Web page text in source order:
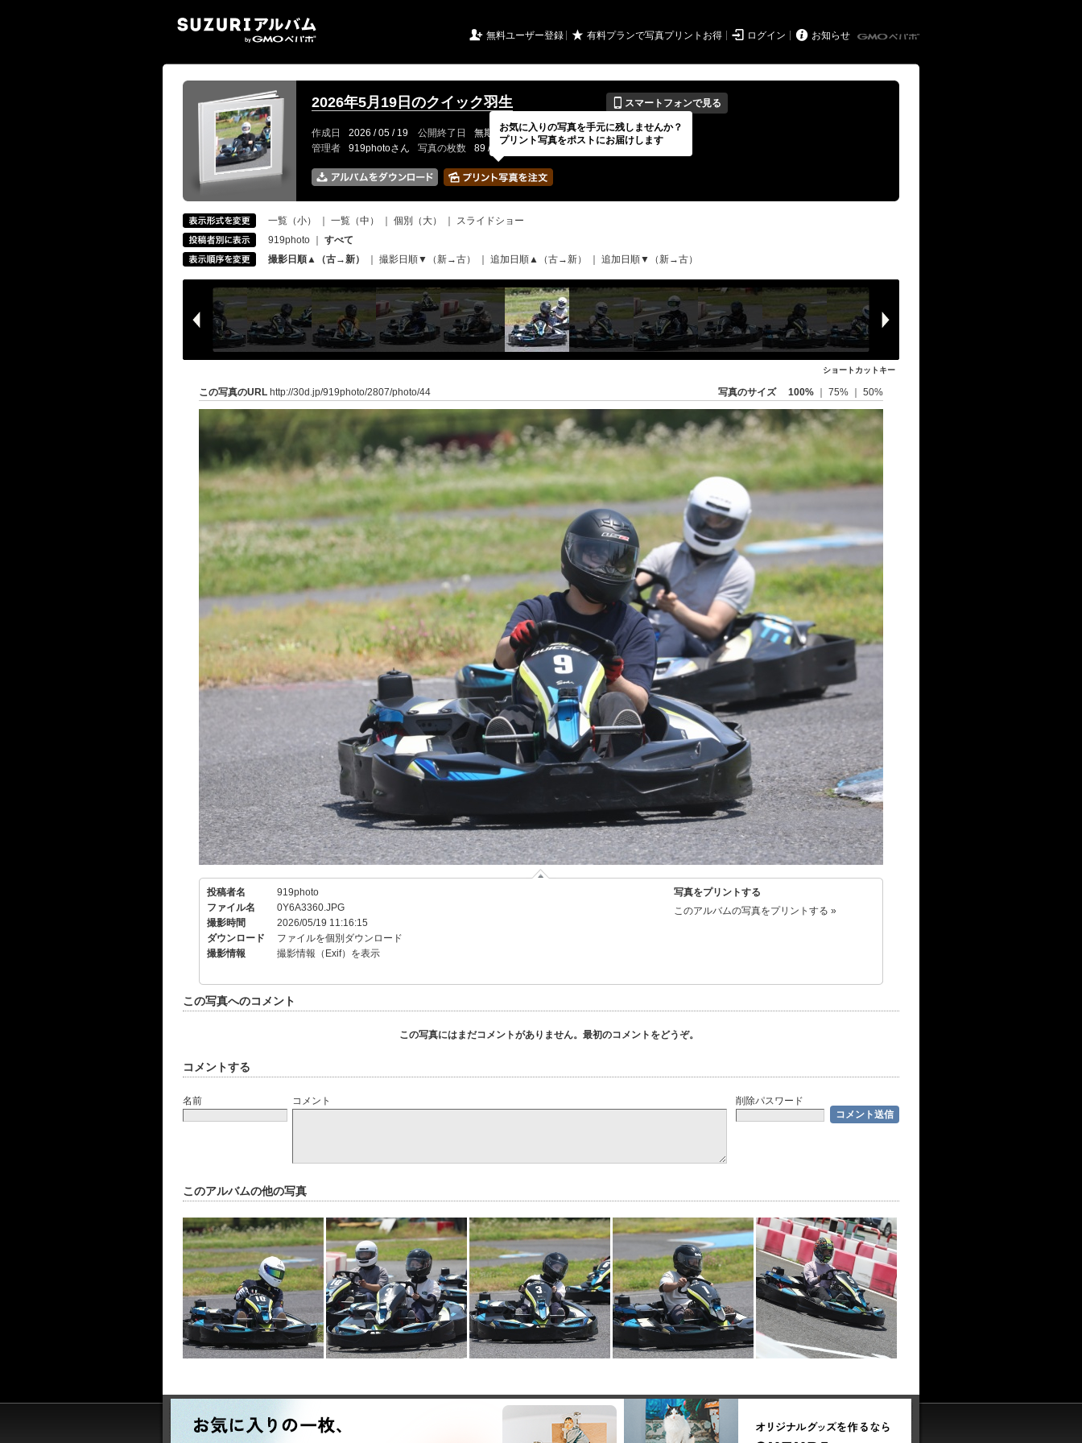
 無料ユーザー登録 ★ 有料プランで写真プリントお得  ログイン  お知らせ
2026年5月19日のクイック羽生 📱 スマートフォンで見る
作成日 2026 / 05 / 19 公開終了日 無期限 イベントの期間
---
管理者
919photoさん 写真の枚数 89 / 2000枚
一覧（小） 一覧（中） 個別（大）
スライドショー
919photo
すべて
撮影日順▲（古→新）
撮影日順▼（新→古） 追加日順▲（古→新） 追加日順▼（新→古）
ショートカットキー
この写真のURL http://30d.jp/919photo/2807/photo/44 写真のサイズ 100% 75% 50%
投稿者名
919photo
ファイル名
0Y6A3360.JPG
撮影時間
2026/05/19 11:16:15
ダウンロード
ファイルを個別ダウンロード
撮影情報
撮影情報（Exif）を表示
写真をプリントする
このアルバムの写真をプリントする »
この写真へのコメント
この写真にはまだコメントがありません。最初のコメントをどうぞ。
コメントする
名前 コメント 削除パスワード
このアルバムの他の写真
お気に入りの写真を手元に残しませんか？
プリント写真をポストにお届けします